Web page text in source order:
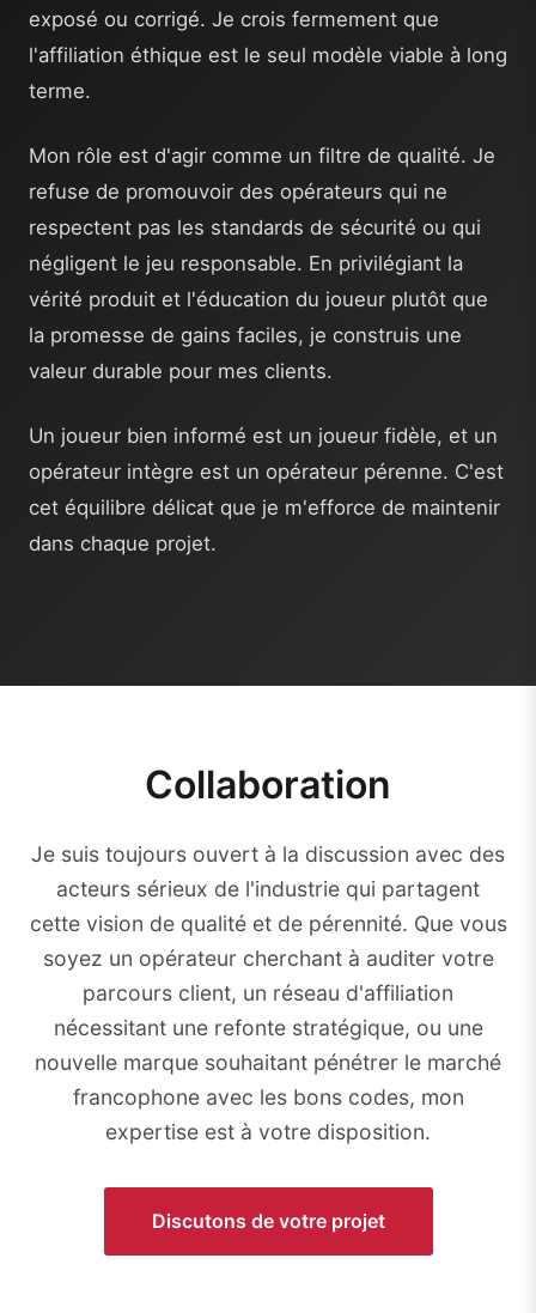
exposé ou corrigé. Je crois fermement que
l'affiliation éthique est le seul modèle viable à long
terme.
Mon rôle est d'agir comme un filtre de qualité. Je
refuse de promouvoir des opérateurs qui ne
respectent pas les standards de sécurité ou qui
négligent le jeu responsable. En privilégiant la
vérité produit et l'éducation du joueur plutôt que
la promesse de gains faciles, je construis une
valeur durable pour mes clients.
Un joueur bien informé est un joueur fidèle, et un
opérateur intègre est un opérateur pérenne. C'est
cet équilibre délicat que je m'efforce de maintenir
dans chaque projet.
Collaboration
Je suis toujours ouvert à la discussion avec des
acteurs sérieux de l'industrie qui partagent
cette vision de qualité et de pérennité. Que vous
soyez un opérateur cherchant à auditer votre
parcours client, un réseau d'affiliation
nécessitant une refonte stratégique, ou une
nouvelle marque souhaitant pénétrer le marché
francophone avec les bons codes, mon
expertise est à votre disposition.
Discutons de votre projet